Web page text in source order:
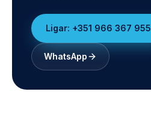
Ligar: +351 966 367 955
WhatsApp